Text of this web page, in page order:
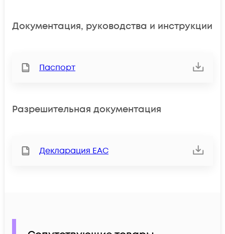
Документация, руководства и инструкции
Паспорт
Разрешительная документация
Декларация ЕАС